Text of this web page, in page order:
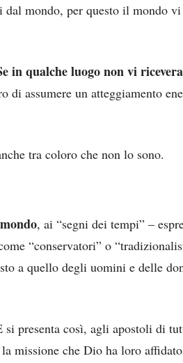
dal mondo, per questo il mondo
in qualche luogo non vi
di assumere un atteggiamento
tra coloro che non lo sono.
, ai “segni dei tempi” –
“conservatori” o
a quello degli uomini e delle
si presenta così, agli apostoli di
missione che Dio ha loro